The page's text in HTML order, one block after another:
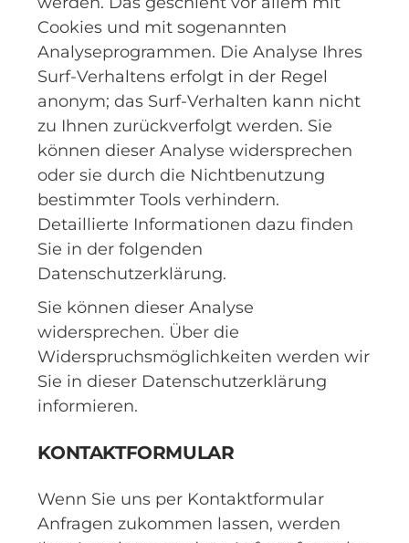
Cookies und mit sogenannten
Analyseprogrammen. Die Analyse Ihres
Surf-Verhaltens erfolgt in der Regel
anonym; das Surf-Verhalten kann nicht
zu Ihnen zurückverfolgt werden. Sie
können dieser Analyse widersprechen
oder sie durch die Nichtbenutzung
bestimmter Tools verhindern.
Detaillierte Informationen dazu finden
Sie in der folgenden
Datenschutzerklärung.
Sie können dieser Analyse
widersprechen. Über die
Widerspruchsmöglichkeiten werden wir
Sie in dieser Datenschutzerklärung
informieren.
KONTAKTFORMULAR
Wenn Sie uns per Kontaktformular
Anfragen zukommen lassen, werden